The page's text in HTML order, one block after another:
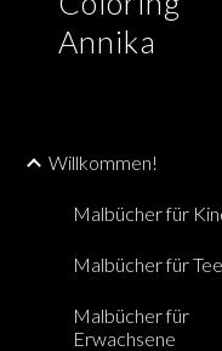
Annika
Willkommen!
Malbücher für
Malbücher für
Malbücher für
Erwachsene